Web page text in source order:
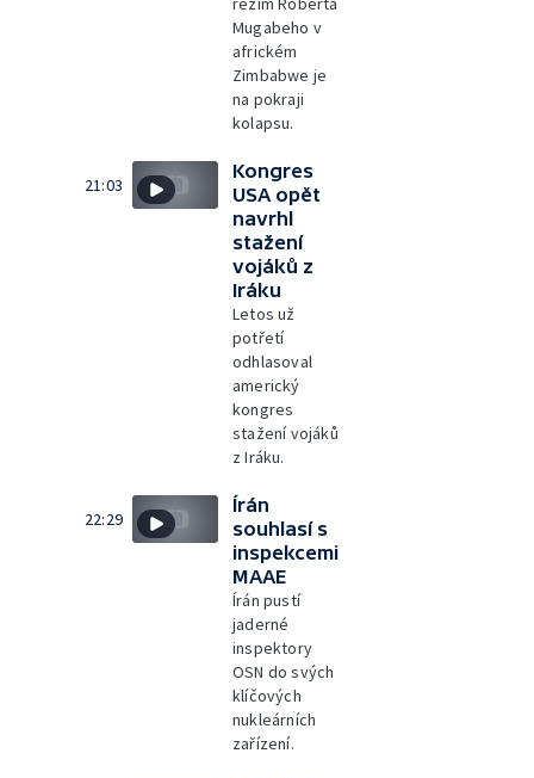
Mugabeho v
africkém
Zimbabwe je
na pokraji
kolapsu.
21:03
Kongres
USA opět
navrhl
stažení
vojáků z
Iráku
Letos už
potřetí
odhlasoval
americký
kongres
stažení vojáků
z Iráku.
22:29
Írán
souhlasí s
inspekcemi
MAAE
Írán pustí
jaderné
inspektory
OSN do svých
klíčových
nukleárních
zařízení.